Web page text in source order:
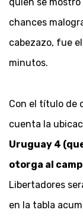
chances
cabezazo, fue
minutos.
Con el título de
cuenta la
Uruguay 4
otorga al
Libertadores
en la tabla